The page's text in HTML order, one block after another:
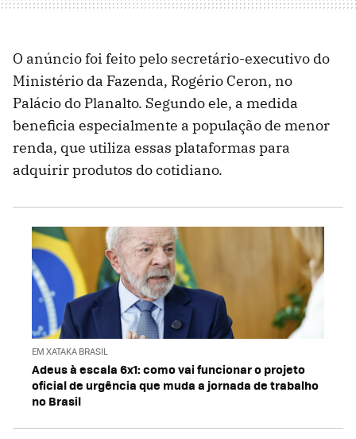
O anúncio foi feito pelo secretário-executivo do
Ministério da Fazenda, Rogério Ceron, no
Palácio do Planalto. Segundo ele, a medida
beneficia especialmente a população de menor
renda, que utiliza essas plataformas para
adquirir produtos do cotidiano.
EM XATAKA BRASIL
Adeus à escala 6x1: como vai funcionar o projeto
oficial de urgência que muda a jornada de trabalho
no Brasil